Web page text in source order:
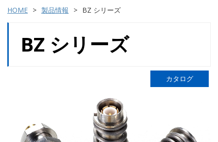
HOME 製品情報 BZ シリーズ
BZ シリーズ
カタログ